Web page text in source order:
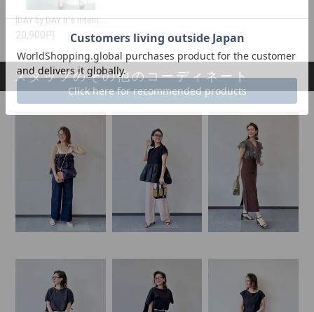
[DAY by DAY It's international]バックフレアワンピース
20,900円
スタッフのその他のコーディネート